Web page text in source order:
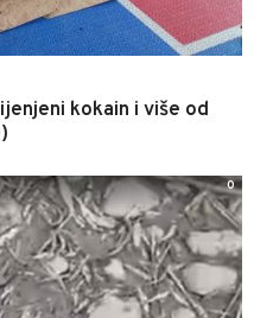
kokain i više od
0